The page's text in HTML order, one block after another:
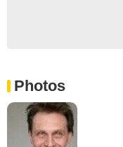
Photos